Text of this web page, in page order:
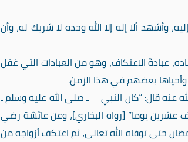
وأشهد ألا إله إلا الله وحده لا شريك له، وأن
عبادةَ الاعتكاف، وهو من العبادات التي غفل
بعضهم في هذا الزمن.
قال: “كان النبي ـ صلى الله عليه وسلم ـ
يوما” [رواه البخاري]، وعن عائشة رضي
حتى توفاه الله تعالى، ثم اعتكف أزواجه من